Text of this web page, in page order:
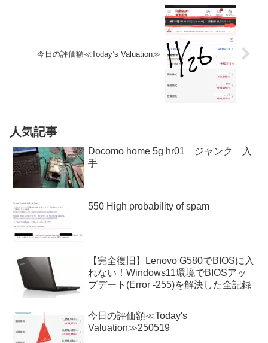
今日の評価額≪Today’s Valuation≫
人気記事
Docomo home 5g hr01 ジャンク 入
手
550 High probability of spam
【完全復旧】Lenovo G580でBIOSに入
れない！Windows11環境でBIOSアッ
プデート(Error -255)を解決した全記録
今日の評価額≪Today's
Valuation≫250519